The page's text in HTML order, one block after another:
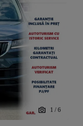
1 / 6